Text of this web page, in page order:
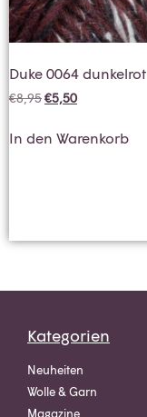
Duke 0064 dunkelrot
€8,95€5,50
In den Warenkorb
Kategorien
Neuheiten
Wolle & Garn
Magazine